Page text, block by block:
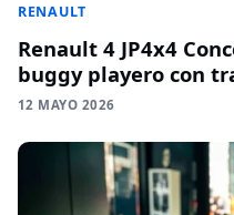
RENAULT
Renault 4 JP4x4
buggy playero con
12 MAYO 2026